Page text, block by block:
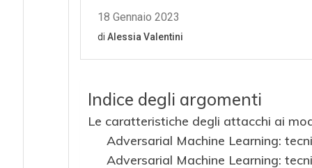
Indice degli argomenti
Le caratteristiche degli attacchi ai
Adversarial Machine Learning:
Adversarial Machine Learning: